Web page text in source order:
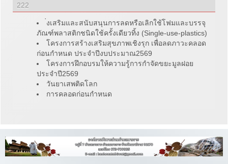
222
่งเสริมและสนับสนุนการลดหรือเลิกใช้โฟมและบรรจุ
ภัณฑ์พลาสติกชนิดใช้ครั้งเดียวทิ้ง (Single-use-plastics)
โครงการสร้างเสริมสุขภาพเชิงรุก เพื่อลดภาวะคลอด
ก่อนกำหนด ประจำปีงบประมาณ2569
โครงการฝึกอบรมให้ความรู้การกำจัดขยะมูลฝอย
ประจำปี2569
วันยาเสพติดโลก
การคลอดก่อนกำหนด